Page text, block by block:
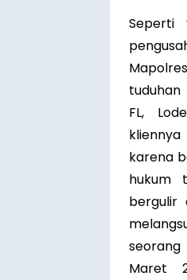
Seperti
tuduhan
FL,
karena
hukum
bergulir
seorang
Maret